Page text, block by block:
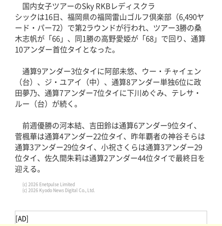
国内女子ツアーのSky RKBレディスクラ
シックは16日、福岡県の福岡雷山ゴルフ倶楽部（6,490ヤ
ード・パー72）で第2ラウンドが行われ、ツアー3勝の桑
木志帆が「66」、同1勝の高野愛姫が「68」で回り、通算
10アンダー首位タイとなった。
通算9アンダー3位タイに阿部未悠、ウー・チャイェン
（台）、ジ・ユアイ（中）、通算8アンダー単独6位に政
田夢乃、通算7アンダー7位タイに下川めぐみ、テレサ・
ルー（台）が続く。
前週優勝の河本結、吉田鈴は通算6アンダー9位タイ、
菅楓華は通算4アンダー22位タイ、昨年覇者の神谷そらは
通算3アンダー29位タイ、小祝さくらは通算3アンダー29
位タイ、佐久間朱莉は通算2アンダー44位タイで最終日を
迎える。
(c) 2026 Enetpulse Limited
(c) 2026 Kyodo News Digital Co., Ltd.
[AD]